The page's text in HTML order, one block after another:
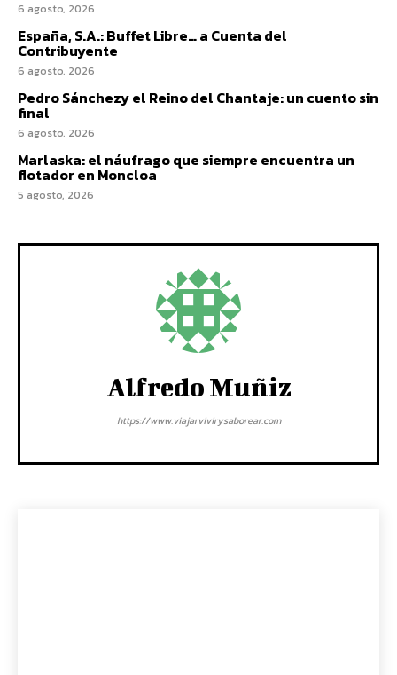
6 agosto, 2026
España, S.A.: Buffet Libre… a Cuenta del
Contribuyente
6 agosto, 2026
Pedro Sánchezy el Reino del Chantaje: un cuento sin
final
6 agosto, 2026
Marlaska: el náufrago que siempre encuentra un
flotador en Moncloa
5 agosto, 2026
Alfredo Muñiz
https://www.viajarvivirysaborear.com